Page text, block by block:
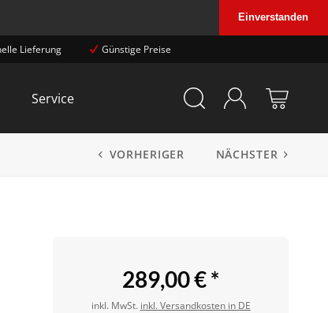
Einverstanden
Lieferung Günstige Preise
Service
VORHERIGER NÄCHSTER
289,00 € *
inkl. MwSt. inkl. Versandkosten in DE